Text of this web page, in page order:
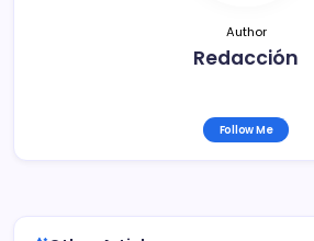
Author
Redacción
Follow Me